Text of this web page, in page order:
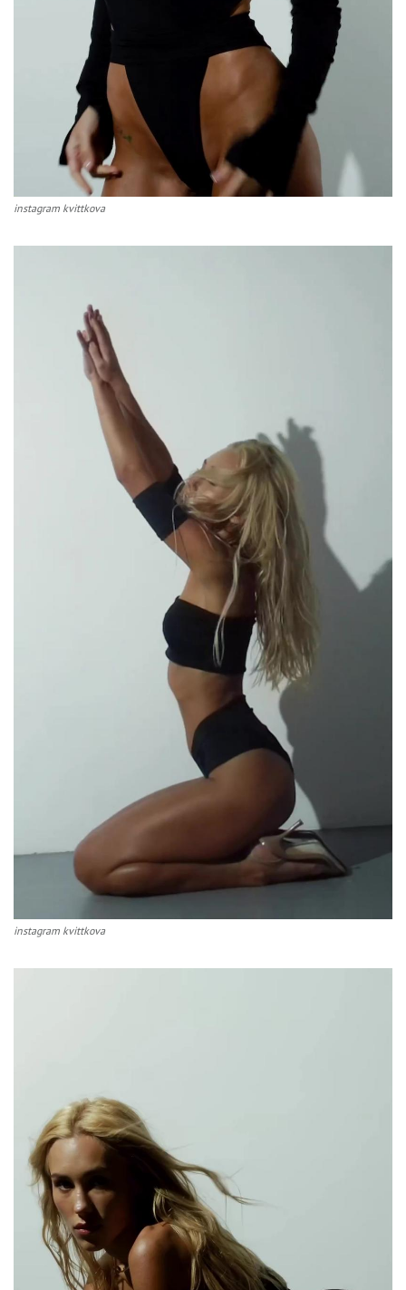
instagram kvittkova
instagram kvittkova